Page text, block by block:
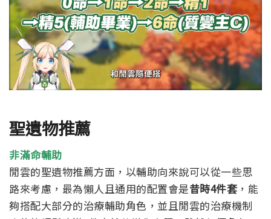
聖遺物推薦
非滿命輔助
閒雲的聖遺物推薦方面，以輔助向來說可以從一些思
路來考慮，最為懶人且通用的配置會是昔時4件套 ，能
夠搭配大部分的治療輔助角色，並且閒雲的治療機制